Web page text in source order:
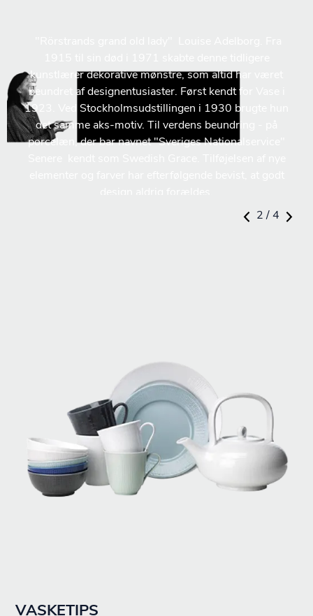
kunstlærer dekorative mønstre, som altid har været
beundret af designentusiaster. Først kendt for Vase i
1923. Ved Stockholmsudstillingen i 1930 brugte hun
det samme aks-motiv. Til verdens beundring - på
porcelæn, der bar navnet "Sveriges Nationalservice"
2 / 4
VASKETIPS